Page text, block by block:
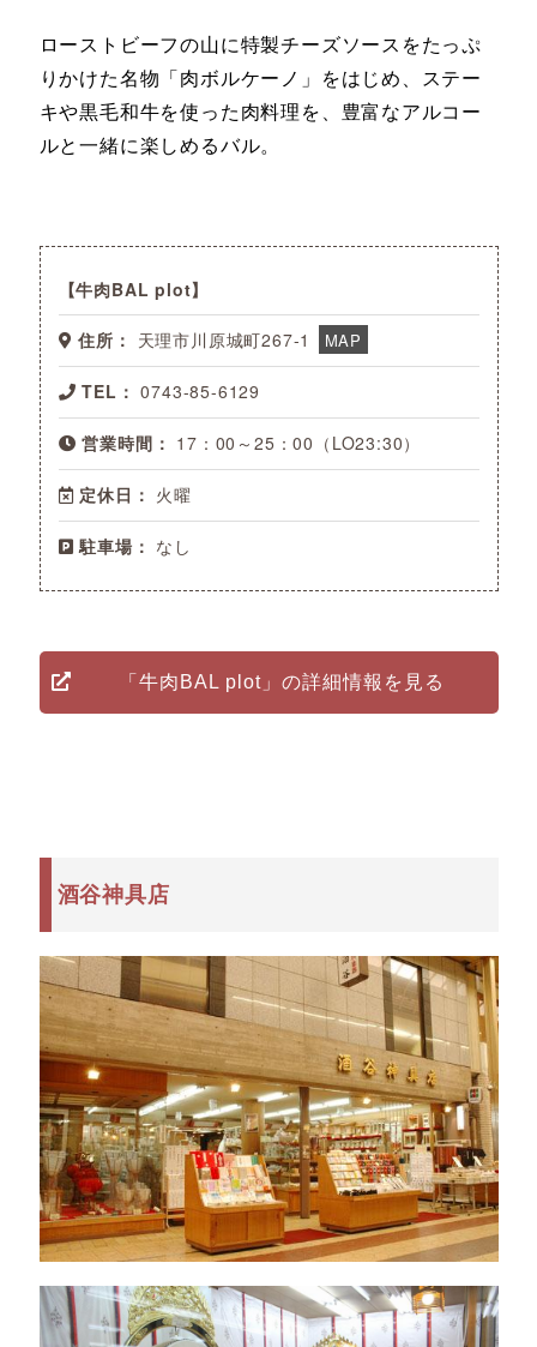
ローストビーフの山に特製チーズソースをたっぷ
りかけた名物「肉ボルケーノ」をはじめ、ステー
キや黒毛和牛を使った肉料理を、豊富なアルコー
ルと一緒に楽しめるバル。
牛肉BAL plot
住所： 天理市川原城町267-1 MAP
TEL： 0743-85-6129
営業時間： 17：00～25：00（LO23:30）
定休日： 火曜
駐車場： なし
「牛肉BAL plot」の詳細情報を見る
酒谷神具店